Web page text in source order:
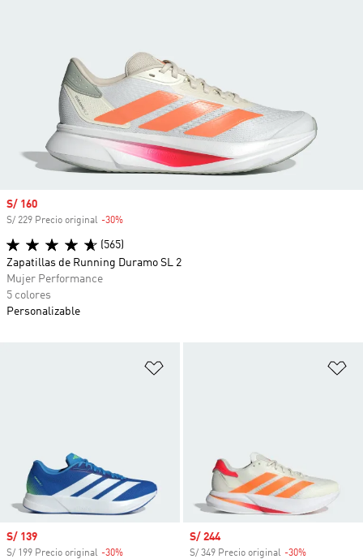
Precio de venta
S/ 139
S/ 199 Precio original -30%
Precio de venta
S/ 244
S/ 349 Precio original -30%
Precio de venta
S/ 160
S/ 229 Precio original -30%
(565)
Zapatillas de Running Duramo SL 2
Mujer Performance
5 colores
Personalizable